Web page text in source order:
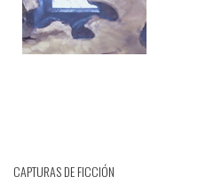
CAPTURAS DE FICCIÓN